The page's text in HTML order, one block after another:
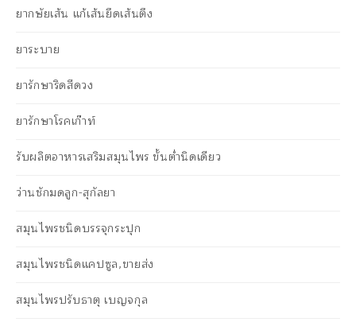
ยากษัยเส้น แก้เส้นยึดเส้นตึง
ยาระบาย
ยารักษาริดสีดวง
ยารักษาโรคเก๊าท์
รับผลิตอาหารเสริมสมุนไพร ขั้นต่ำนิดเดียว
ว่านชักมดลูก-สุกัลยา
สมุนไพรชนิดบรรจุกระปุก
สมุนไพรชนิดแคปซูล,ขายส่ง
สมุนไพรปรับธาตุ เบญจกุล